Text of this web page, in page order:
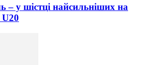
– у шістці найсильніших на
U20